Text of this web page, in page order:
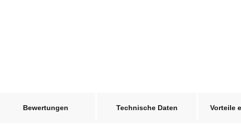
Bewertungen Technische Daten Vorteile